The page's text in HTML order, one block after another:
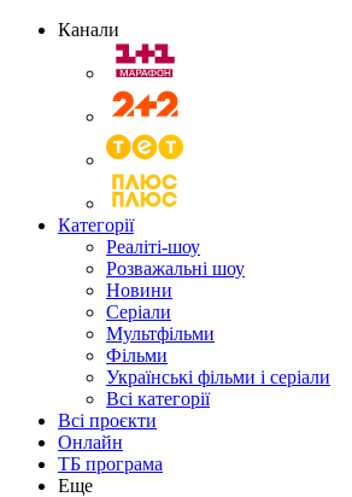
Канали
Категорії
Реаліті-шоу
Розважальні шоу
Новини
Серіали
Мультфільми
Фільми
Українські фільми і серіали
Всі категорії
Всі проєкти
Онлайн
ТБ програма
Еще